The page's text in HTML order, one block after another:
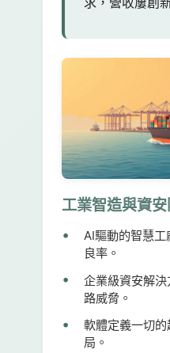
工業智造與資
AI驅動的智慧
良率。
企業級資安解
路威脅。
軟體定義一切
局。